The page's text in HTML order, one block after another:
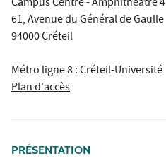
Campus Centre - Amphithéâtre 4
61, Avenue du Général de Gaulle
94000 Créteil
Métro ligne 8 : Créteil-Université
Plan d'accès
PRÉSENTATION